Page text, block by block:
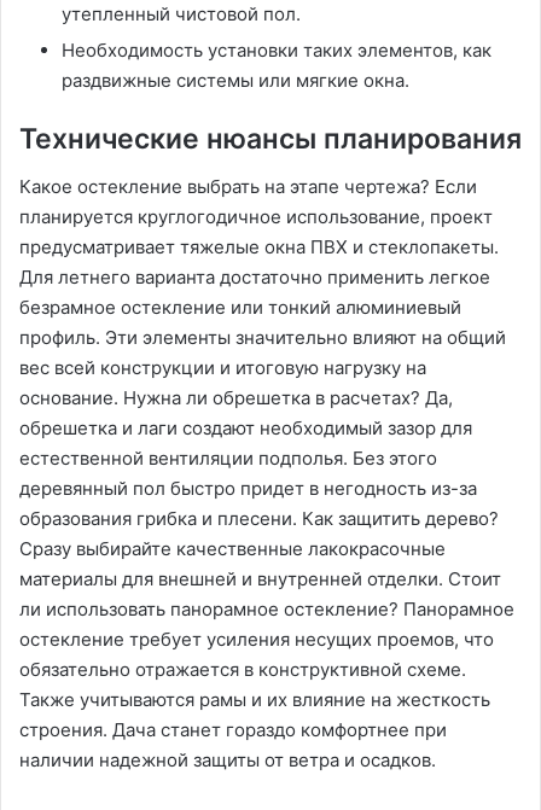
утепленный чистовой пол.
Необходимость установки таких элементов, как
раздвижные системы или мягкие окна.
Технические нюансы планирования
Какое остекление выбрать на этапе чертежа? Если
планируется круглогодичное использование, проект
предусматривает тяжелые окна ПВХ и стеклопакеты.
Для летнего варианта достаточно применить легкое
безрамное остекление или тонкий алюминиевый
профиль. Эти элементы значительно влияют на общий
вес всей конструкции и итоговую нагрузку на
основание. Нужна ли обрешетка в расчетах? Да,
обрешетка и лаги создают необходимый зазор для
естественной вентиляции подполья. Без этого
деревянный пол быстро придет в негодность из-за
образования грибка и плесени. Как защитить дерево?
Сразу выбирайте качественные лакокрасочные
материалы для внешней и внутренней отделки. Стоит
ли использовать панорамное остекление? Панорамное
остекление требует усиления несущих проемов, что
обязательно отражается в конструктивной схеме.
Также учитываются рамы и их влияние на жесткость
строения. Дача станет гораздо комфортнее при
наличии надежной защиты от ветра и осадков.